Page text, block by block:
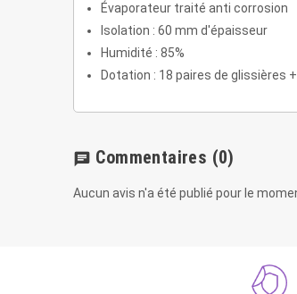
Évaporateur traité anti corrosion
Isolation : 60 mm d'épaisseur
Humidité : 85%
Dotation : 18 paires de glissières
chat Commentaires (0)
Aucun avis n'a été publié pour le